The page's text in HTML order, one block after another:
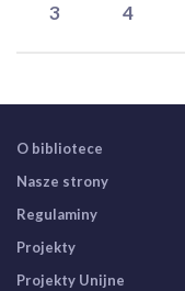
3 4
O bibliotece
Nasze strony
Regulaminy
Projekty
Projekty Unijne